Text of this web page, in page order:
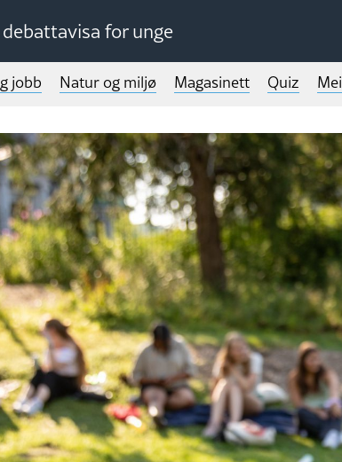
for unge
jobb Natur og miljø Magasinett Quiz